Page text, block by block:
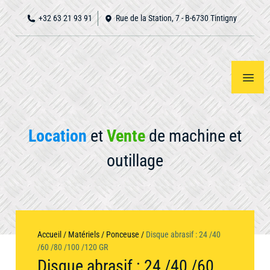
+32 63 21 93 91 Rue de la Station, 7 - B-6730 Tintigny
LocationetVentede machine et
outillage
Accueil
propos
Notre
matériel
Voir
Accueil / Matériels / Ponceuse / Disque abrasif : 24 /40
/60 /80 /100 /120 GR
Disque abrasif : 24 /40 /60